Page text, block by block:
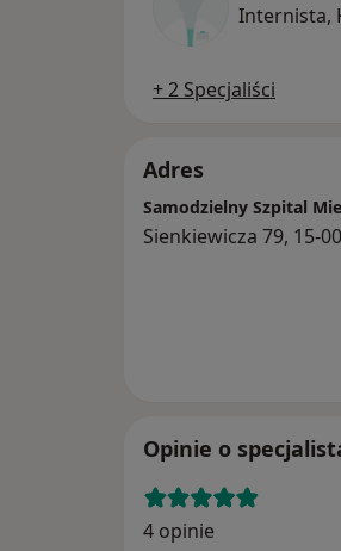
Internista,
+ 2 Specjaliści
Adres
Samodzielny Szpital
Sienkiewicza 79, 15-
Opinie o
4 opinie